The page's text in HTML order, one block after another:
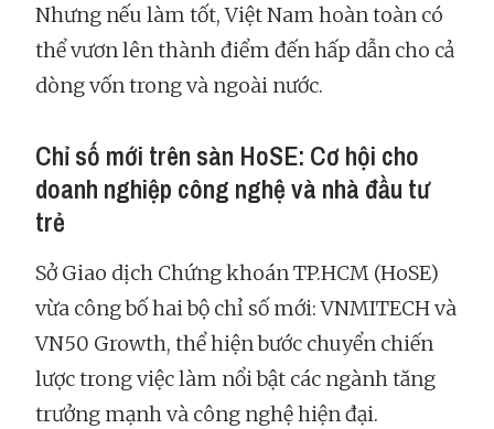
Nhưng nếu làm tốt, Việt Nam hoàn toàn có
thể vươn lên thành điểm đến hấp dẫn cho cả
dòng vốn trong và ngoài nước.
Chỉ số mới trên sàn HoSE: Cơ hội cho
doanh nghiệp công nghệ và nhà đầu tư
trẻ
Sở Giao dịch Chứng khoán TP.HCM (HoSE)
vừa công bố hai bộ chỉ số mới: VNMITECH và
VN50 Growth, thể hiện bước chuyển chiến
lược trong việc làm nổi bật các ngành tăng
trưởng mạnh và công nghệ hiện đại.